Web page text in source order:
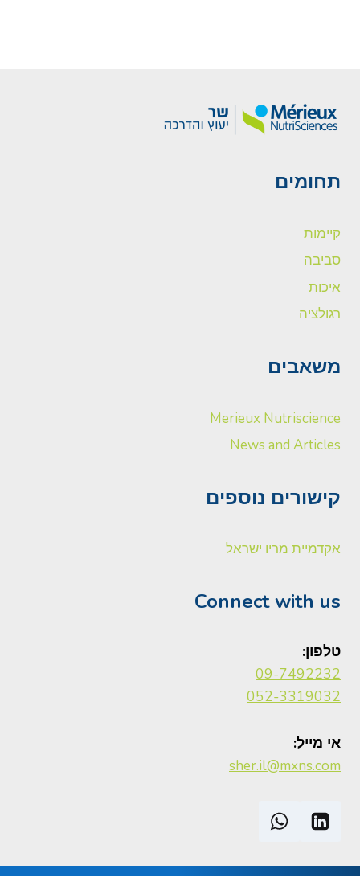
תחומים
קיימות
סביבה
איכות
רגולציה
משאבים
Merieux Nutriscience
News and Articles
קישורים נוספים
אקדמיית מריו ישראל
Connect with us
טלפון:
09-7492232
052-3319032
אי מייל:
sher.il@mxns.com